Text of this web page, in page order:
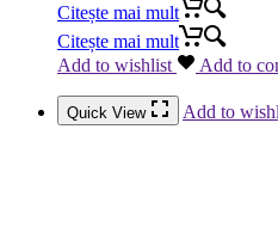
Citește mai mult
Citește mai mult
Add to wishlist
Add to
Quick View Add to